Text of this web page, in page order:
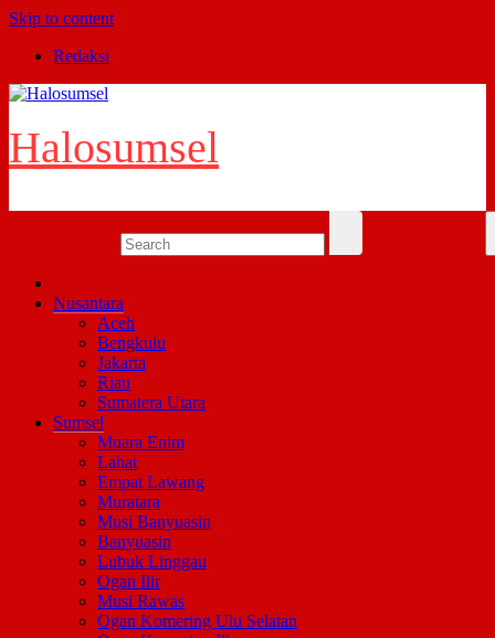
Skip to content
Redaksi
Halosumsel
Nusantara
Aceh
Bengkulu
Jakarta
Riau
Sumatera Utara
Sumsel
Muara Enim
Lahat
Empat Lawang
Muratara
Musi Banyuasin
Banyuasin
Lubuk Linggau
Ogan Ilir
Musi Rawas
Ogan Komering Ulu Selatan